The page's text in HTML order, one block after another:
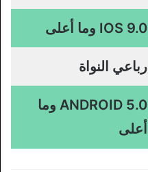
IOS 9.0 وما أعلى
رباعي النواة
ANDROID 5.0 وما
أعلى